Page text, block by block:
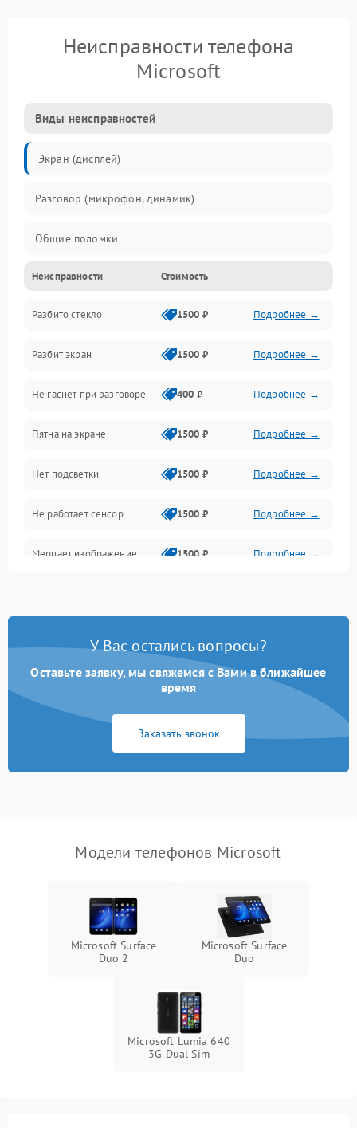
Неисправности телефона
Microsoft
Виды неисправностей
Экран (дисплей)
Разговор (микрофон, динамик)
Общие поломки
Проблемы связи
Камеры
Проблемы с дисплеем и сенсором
Зарядка
Проблемы с питанием, зарядкой и аккумулятором
Проблемы с работой системы, корпусом и другие
Неисправности Стоимость
Разбито стекло 1500 ₽ Подробнее →
Разбит экран 1500 ₽ Подробнее →
Не гаснет при разговоре 400 ₽ Подробнее →
Пятна на экране 1500 ₽ Подробнее →
Нет подсветки 1500 ₽ Подробнее →
Не работает сенсор 1500 ₽ Подробнее →
Мерцает изображение 1500 ₽ Подробнее →
У Вас остались вопросы?
Оставьте заявку, мы свяжемся с Вами в ближайшее
время
Заказать звонок
Модели телефонов Microsoft
Microsoft Surface
Duo 2
Microsoft Surface
Duo
Microsoft Lumia 640
3G Dual Sim